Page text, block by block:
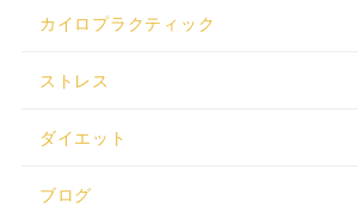
カイロプラクティック
ストレス
ダイエット
ブログ